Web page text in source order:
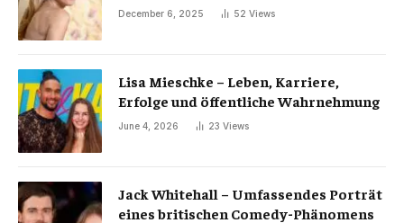
December 6, 2025 52 Views
Lisa Mieschke – Leben, Karriere,
Erfolge und öffentliche Wahrnehmung
June 4, 2026 23 Views
Jack Whitehall – Umfassendes Porträt
eines britischen Comedy-Phänomens